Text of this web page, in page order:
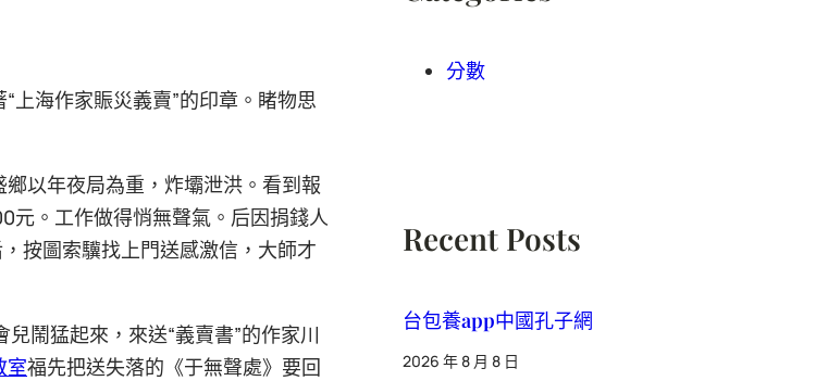
上海作家賑災義賣”的印章。睹物思
以年夜局為重，炸壩泄洪。看到報
元。工作做得悄無聲氣。后因捐錢人
按圖索驥找上門送感激信，大師才
鬧猛起來，來送“義賣書”的作家川
室福先把送失落的《于無聲處》要回
分數
Recent Posts
台包養app中國孔子網
2026 年 8 月 8 日